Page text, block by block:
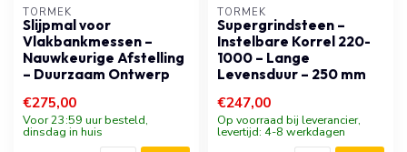
TORMEK
Slijpmal voor
Vlakbankmessen –
Nauwkeurige Afstelling
– Duurzaam Ontwerp
€275,00
Voor 23:59 uur besteld,
dinsdag in huis
TORMEK
Supergrindsteen –
Instelbare Korrel 220-
1000 – Lange
Levensduur – 250 mm
€247,00
Op voorraad bij leverancier,
levertijd: 4-8 werkdagen